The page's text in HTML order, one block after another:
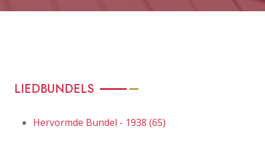
LIEDBUNDELS
Hervormde Bundel - 1938 (65)